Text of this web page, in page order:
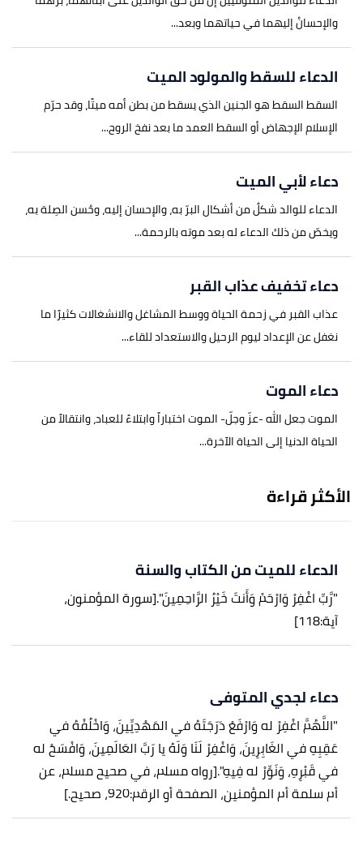
والإحسانُ إليهما في حياتهما وبعد...
الدعاء للسقط والمولود الميت
السقط السقط هو الجنين الذي يسقط من بطن أمه ميتًا، وقد حرّم
الإسلام الإجهاض أو السقط العمد ما بعد نفخ الروح...
دعاء لأبي الميت
الدعاء للوالد شكلٌ من أشكال البرّ به، والإحسان إليه، وحُسن الصِلة به،
ويخصّ من ذلك الدعاء له بعد موته بالرحمة...
دعاء تخفيف عذاب القبر
عذاب القبر في زحمة الحياة ووسط المشاغل والانشغالات كثيرًا ما
نغفل عن الإعداد ليوم الرحيل والاستعداد للقاء...
دعاء الموت
الموت جعل الله -عزّ وجلّ- الموت اختباراً وابتلاءً للعباد، وانتقالاً من
الحياة الدنيا إلى الحياة الآخرة...
الأكثر قراءة
الدعاء للميت من الكتاب والسنة
"رَّبِّ اغْفِرْ وَارْحَمْ وَأَنتَ خَيْرُ الرَّاحِمِينَ".[سورة المؤمنون،
آية:118]
دعاء لجدي المتوفى
"اللَّهُمَّ اغْفِرْ له وَارْفَعْ دَرَجَتَهُ في المَهْدِيِّينَ، وَاخْلُفْهُ في
عَقِبِهِ في الغَابِرِينَ، وَاغْفِرْ لَنَا وَلَهُ يا رَبَّ العَالَمِينَ، وَافْسَحْ له
في قَبْرِهِ، وَنَوِّرْ له فِيهِ".[رواه مسلم، في صحيح مسلم، عن
أم سلمة أم المؤمنين، الصفحة أو الرقم:920، صحيح.]